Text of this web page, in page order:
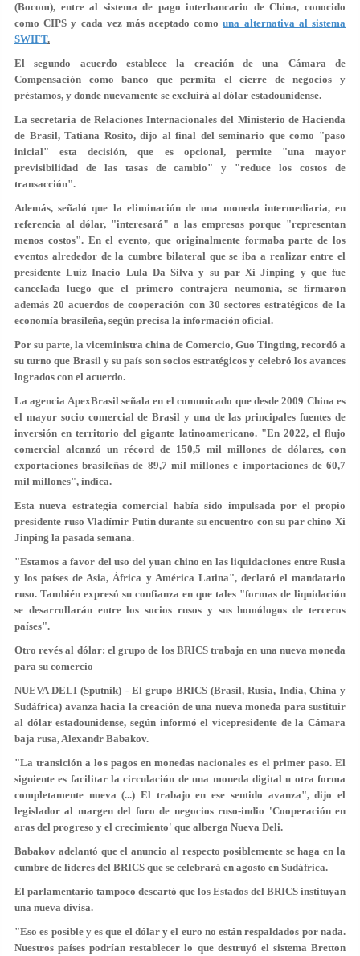
(Bocom), entre al sistema de pago interbancario de China, conocido
como CIPS y cada vez más aceptado comouna alternativa al sistema
SWIFT.
El segundo acuerdo establece la creación de una Cámara de
Compensación como banco que permita el cierre de negocios y
préstamos, y donde nuevamente se excluirá al dólar estadounidense.
La secretaria de Relaciones Internacionales del Ministerio de Hacienda
de Brasil, Tatiana Rosito, dijo al final del seminario que como "paso
inicial" esta decisión, que es opcional, permite "una mayor
previsibilidad de las tasas de cambio" y "reduce los costos de
transacción".
Además, señaló que la eliminación de una moneda intermediaria, en
referencia al dólar, "interesará" a las empresas porque "representan
menos costos". En el evento, que originalmente formaba parte de los
eventos alrededor de la cumbre bilateral que se iba a realizar entre el
presidente Luiz Inacio Lula Da Silva y su par Xi Jinping y que fue
cancelada luego que el primero contrajera neumonía, se firmaron
además 20 acuerdos de cooperación con 30 sectores estratégicos de la
economía brasileña, según precisa la información oficial.
Por su parte, la viceministra china de Comercio, Guo Tingting, recordó a
su turno que Brasil y su país son socios estratégicos y celebró los avances
logrados con el acuerdo.
La agencia ApexBrasil señala en el comunicado que desde 2009 China es
el mayor socio comercial de Brasil y una de las principales fuentes de
inversión en territorio del gigante latinoamericano. "En 2022, el flujo
comercial alcanzó un récord de 150,5 mil millones de dólares, con
exportaciones brasileñas de 89,7 mil millones e importaciones de 60,7
mil millones", indica.
Esta nueva estrategia comercial había sido impulsada por el propio
presidente ruso Vladímir Putin durante su encuentro con su par chino Xi
Jinping la pasada semana.
"Estamos a favor del uso del yuan chino en las liquidaciones entre Rusia
y los países de Asia, África y América Latina", declaró el mandatario
ruso. También expresó su confianza en que tales "formas de liquidación
se desarrollarán entre los socios rusos y sus homólogos de terceros
países".
Otro revés al dólar: el grupo de los BRICS trabaja en una nueva moneda
para su comercio
NUEVA DELI (Sputnik) - El grupo BRICS (Brasil, Rusia, India, China y
Sudáfrica) avanza hacia la creación de una nueva moneda para sustituir
al dólar estadounidense, según informó el vicepresidente de la Cámara
baja rusa, Alexandr Babakov.
"La transición a los pagos en monedas nacionales es el primer paso. El
siguiente es facilitar la circulación de una moneda digital u otra forma
completamente nueva (...) El trabajo en ese sentido avanza", dijo el
legislador al margen del foro de negocios ruso-indio 'Cooperación en
aras del progreso y el crecimiento' que alberga Nueva Deli.
Babakov adelantó que el anuncio al respecto posiblemente se haga en la
cumbre de líderes del BRICS que se celebrará en agosto en Sudáfrica.
El parlamentario tampoco descartó que los Estados del BRICS instituyan
una nueva divisa.
"Eso es posible y es que el dólar y el euro no están respaldados por nada.
Nuestros países podrían restablecer lo que destruyó el sistema Bretton